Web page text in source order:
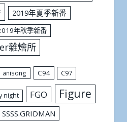
2019年夏季新番
年秋季新番
雜燴所
anisong C94 C97
night FGO Figure
SSSS.GRIDMAN